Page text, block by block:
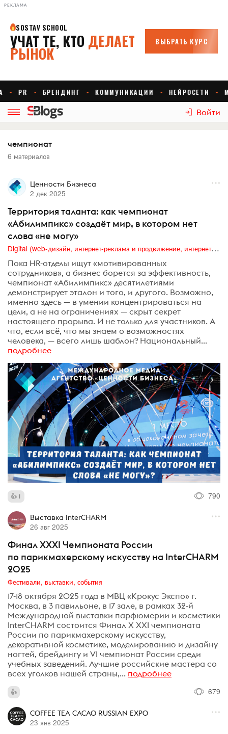
РЕКЛАМА
Войти
чемпионат
6 материалов
Ценности Бизнеса
2 дек 2025
Территория таланта: как чемпионат
«Абилимпикс» создаёт мир, в котором нет
слова «не могу»
Digital (web-дизайн, интернет-реклама и продвижение, интернет-сообщества и блоги, интернет-коммуникации, мобильный маркетинг, реклама на цифровых экранах)
Пока HR-отделы ищут «мотивированных
сотрудников», а бизнес борется за эффективность,
чемпионат «Абилимпикс» десятилетиями
демонстрирует эталон и того, и другого. Возможно,
именно здесь — в умении концентрироваться на
цели, а не на ограничениях — скрыт секрет
настоящего прорыва. И не только для участников. А
что, если всё, что мы знаем о возможностях
человека, — всего лишь шаблон? Национальный...
подробнее
1 790
Выставка InterCHARM
26 авг 2025
Финал XXXI Чемпионата России
по парикмахерскому искусству на InterCHARM
2025
Фестивали, выставки, события
17-18 октября 2025 года в МВЦ «Крокус Экспо» г.
Москва, в 3 павильоне, в 17 зале, в рамках 32-й
Международной выставки парфюмерии и косметики
InterCHARM состоится Финал Х XXI чемпионата
России по парикмахерскому искусству,
декоративной косметике, моделированию и дизайну
ногтей, брейдингу и VI чемпионат России среди
учебных заведений. Лучшие российские мастера со
всех уголков нашей страны,... подробнее
679
COFFEE TEA CACAO RUSSIAN EXPO
23 янв 2025